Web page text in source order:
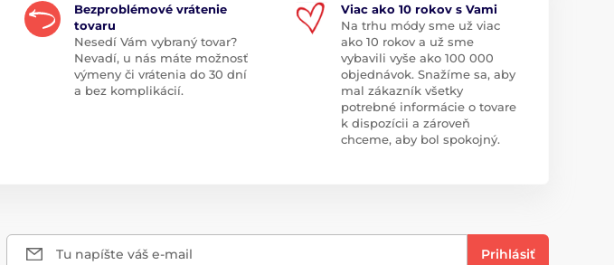
Bezproblémové vrátenie
tovaru
Nesedí Vám vybraný tovar?
Nevadí, u nás máte možnosť
výmeny či vrátenia do 30 dní
a bez komplikácií.
Viac ako 10 rokov s Vami
Na trhu módy sme už viac
ako 10 rokov a už sme
vybavili vyše ako 100 000
objednávok. Snažíme sa, aby
mal zákazník všetky
potrebné informácie o tovare
k dispozícii a zároveň
chceme, aby bol spokojný.
Tu napíšte váš e-mail Prihlásiť